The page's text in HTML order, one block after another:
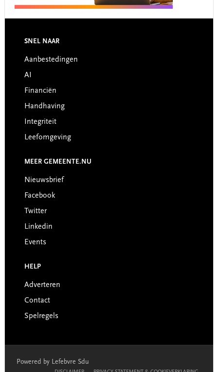
Footer
SNEL NAAR
Aanbestedingen
AI
Financiën
Handhaving
Integriteit
Leefomgeving
MEER GEMEENTE.NU
Nieuwsbrief
Facebook
Twitter
Linkedin
Events
HELP
Adverteren
Contact
Spelregels
Powered by Lefebvre Sdu